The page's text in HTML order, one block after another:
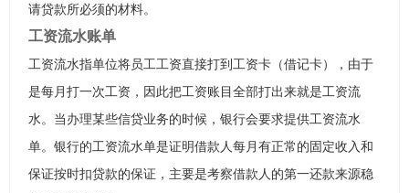
请贷款所必须的材料。
工资流水账单
工资流水指单位将员工工资直接打到工资卡（借记卡），由于
是每月打一次工资，因此把工资账目全部打出来就是工资流
水。当办理某些信贷业务的时候，银行会要求提供工资流水
单。银行的工资流水单是证明借款人每月有正常的固定收入和
保证按时扣贷款的保证，主要是考察借款人的第一还款来源稳